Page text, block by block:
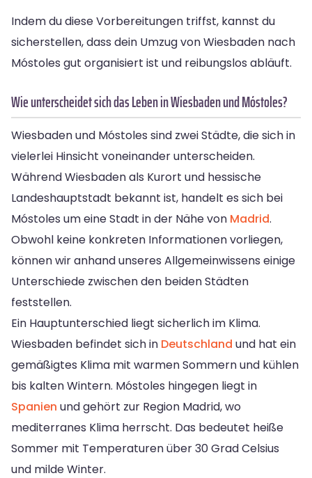
Indem du diese Vorbereitungen triffst, kannst du
sicherstellen, dass dein Umzug von Wiesbaden nach
Móstoles gut organisiert ist und reibungslos abläuft.
Wie unterscheidet sich das Leben in Wiesbaden und Móstoles?
Wiesbaden und Móstoles sind zwei Städte, die sich in
vielerlei Hinsicht voneinander unterscheiden.
Während Wiesbaden als Kurort und hessische
Landeshauptstadt bekannt ist, handelt es sich bei
Móstoles um eine Stadt in der Nähe von Madrid.
Obwohl keine konkreten Informationen vorliegen,
können wir anhand unseres Allgemeinwissens einige
Unterschiede zwischen den beiden Städten
feststellen.
Ein Hauptunterschied liegt sicherlich im Klima.
Wiesbaden befindet sich in Deutschland und hat ein
gemäßigtes Klima mit warmen Sommern und kühlen
bis kalten Wintern. Móstoles hingegen liegt in
Spanien und gehört zur Region Madrid, wo
mediterranes Klima herrscht. Das bedeutet heiße
Sommer mit Temperaturen über 30 Grad Celsius
und milde Winter.